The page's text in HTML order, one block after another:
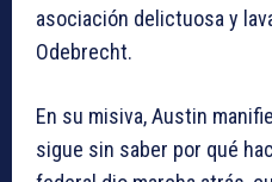
asociación delictuosa y
Odebrecht.
En su misiva, Austin
sigue sin saber por qué